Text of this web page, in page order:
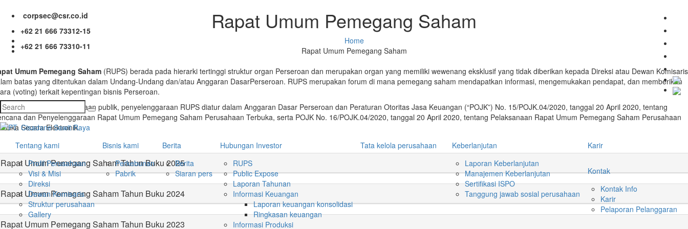
corpsec@csr.co.id
+62 21 666 73312-15
+62 21 666 73310-11
Tentang kami
Profil Perusahaan
Visi & Misi
Direksi
Dewan Komisaris
Struktur perusahaan
Gallery
Bisnis kami
Perkebunan
Pabrik
Berita
Berita
Siaran pers
Hubungan Investor
RUPS
Public Expose
Laporan Tahunan
Informasi Keuangan
Laporan keuangan konsolidasi
Ringkasan keuangan
Informasi Produksi
Tata kelola perusahaan
Keberlanjutan
Laporan Keberlanjutan
Manajemen Keberlanjutan
Sertifikasi ISPO
Tanggung jawab sosial perusahaan
Karir
Kontak
Kontak Info
Karir
Pelaporan Pelanggaran
Rapat Umum Pemegang Saham
Home
Rapat Umum Pemegang Saham
Umum Pemegang Saham (RUPS) berada pada hierarki tertinggi struktur organ Perseroan dan merupakan organ yang memiliki wewenang eksklusif yang tidak diberikan kepada Direksi atau Dewan Komisaris
batas yang ditentukan dalam Undang-Undang dan/atau Anggaran DasarPerseroan. RUPS merupakan forum di mana pemegang saham mendapatkan informasi, mengemukakan pendapat, dan memberikan
(voting) terkait kepentingan bisnis Perseroan.
dasar bagi perusahaan publik, penyelenggaraan RUPS diatur dalam Anggaran Dasar Perseroan dan Peraturan Otoritas Jasa Keuangan (“POJK”) No. 15/POJK.04/2020, tanggal 20 April 2020, tentang
dan Penyelenggaraan Rapat Umum Pemegang Saham Perusahaan Terbuka, serta POJK No. 16/POJK.04/2020, tanggal 20 April 2020, tentang Pelaksanaan Rapat Umum Pemegang Saham Perusahaan
Secara Elektronik.
Rapat Umum Pemegang Saham Tahun Buku 2025
Rapat Umum Pemegang Saham Tahun Buku 2024
Rapat Umum Pemegang Saham Tahun Buku 2023